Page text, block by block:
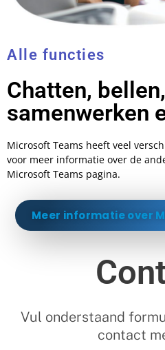
Alle functies
Chatten, bellen,
samenwerken
Microsoft Teams heeft veel
voor meer informatie over de
Microsoft Teams pagina.
Meer informatie over
Vul onderstaand
contact